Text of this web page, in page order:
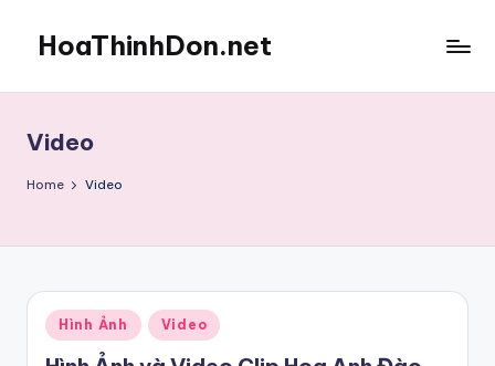
content
HoaThinhDon.net
in
Washington
D.C.
Video
Home Video
Posted
in
Hình Ảnh Video